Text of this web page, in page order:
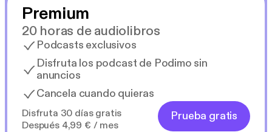
Premium
20 horas de audiolibros
Podcasts exclusivos
Disfruta los podcast de Podimo sin
anuncios
Cancela cuando quieras
Disfruta 30 días gratis
Después 4,99 € / mes
Prueba gratis